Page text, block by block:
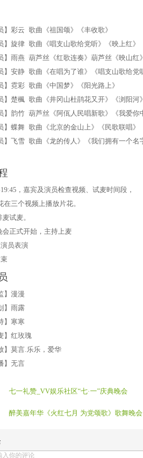
】彩云 歌曲《祖国颂》《丰收歌》
】旋律 歌曲《唱支山歌给党听》《映上红》
】雨燕 葫芦丝《红歌连奏》葫芦丝《映山红》
】安静 歌曲《在唱为了谁》《唱支山歌给党
】霓彩 歌曲《中国梦》《阳光路上》
】楚楓 歌曲《井冈山杜鹃花又开》《浏阳河》
】韵竹 葫芦丝《阿佤人民唱新歌》《我爱你
】蝶舞 歌曲《北京的金山上》《民歌联唱》
】飞雪 歌曲《龙的传人》《我们拥有一个名
】唯爱 歌曲《军中绿花》《东方之珠》
，嘉宾及演员检查视频、试麦时间段，
在三个视频上播放片花。
试麦。
会正式开始，主持上麦
员表演
】漫漫
】雨露
】寒寒
】红玫瑰
】莫言.乐乐，爱华
】无言
七一礼赞_VV娱乐社区“七·一”庆典晚会
醉美嘉年华《火红七月 为党颂歌》歌舞晚会